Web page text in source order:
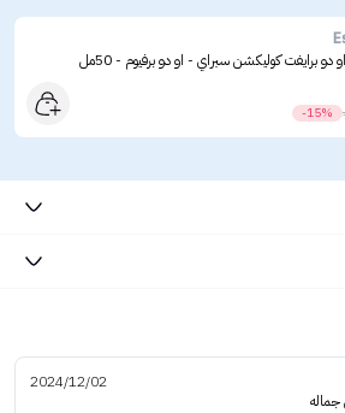
دو برايفت كوليكشن سبراي - او دو برفيوم - 50مل
-15%
2024/12/02
جماله